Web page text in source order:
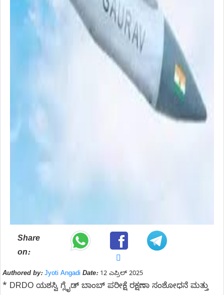
Share
on:
Authored by: Jyoti Angadi Date:12 ಎಪ್ರಿಲ್ 2025
* DRDO ಯಶಸ್ವಿ ಗ್ಲೈಡ್ ಬಾಂಬ್ ಪರೀಕ್ಷೆ ರಕ್ಷಣಾ ಸಂಶೋಧನೆ ಮತ್ತು